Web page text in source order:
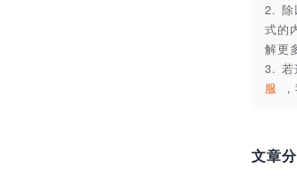
2. 除
式的
解更
3. 若
服
文章